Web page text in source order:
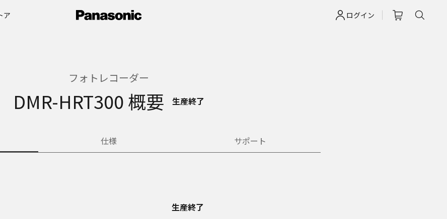
ログイン
ア
フォトレコーダー
DMR-HRT300 概要 生産終了
仕様 サポート
生産終了